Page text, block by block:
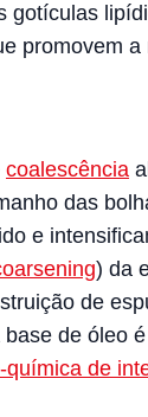
gotículas
promovem
coalescência
das
e
) da
de
de óleo
química de